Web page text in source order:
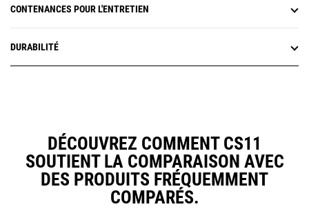
CONTENANCES POUR L'ENTRETIEN
DURABILITÉ
DÉCOUVREZ COMMENT CS11
SOUTIENT LA COMPARAISON AVEC
DES PRODUITS FRÉQUEMMENT
COMPARÉS.